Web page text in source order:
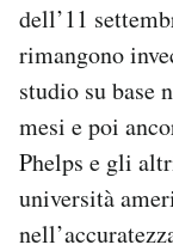
dell’11
rimangono
studio su base
mesi e poi
Phelps e gli
università